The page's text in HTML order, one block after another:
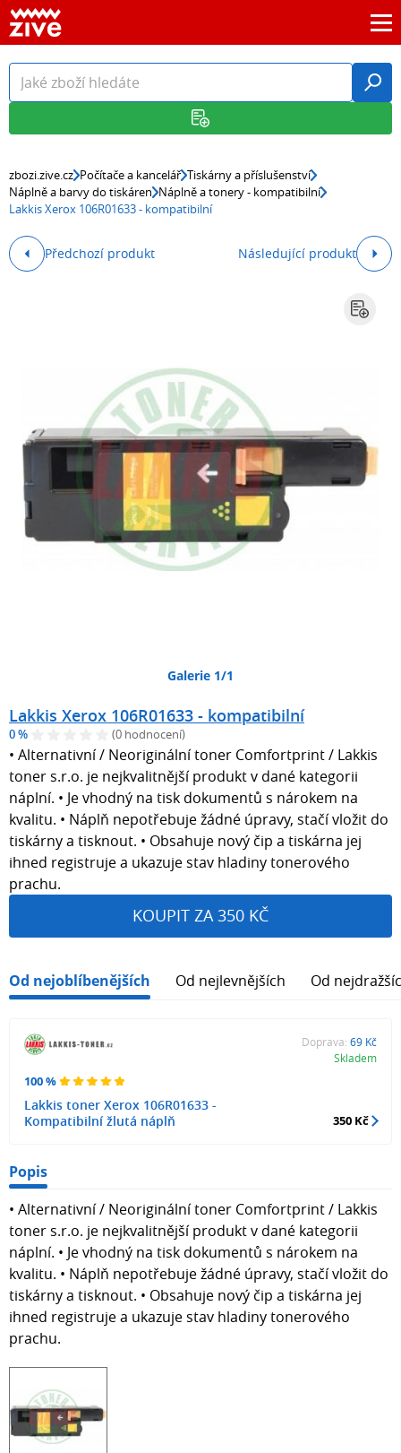
zbozi.zive.cz Počítače a kancelář Tiskárny a příslušenství
Náplně a barvy do tiskáren Náplně a tonery - kompatibilní
Lakkis Xerox 106R01633 - kompatibilní
Předchozí produkt Následující produkt
Galerie 1/1
Lakkis Xerox 106R01633 - kompatibilní
0 % (0 hodnocení)
• Alternativní / Neoriginální toner Comfortprint / Lakkis
toner s.r.o. je nejkvalitnější produkt v dané kategorii
náplní. • Je vhodný na tisk dokumentů s nárokem na
kvalitu. • Náplň nepotřebuje žádné úpravy, stačí vložit do
tiskárny a tisknout. • Obsahuje nový čip a tiskárna jej
ihned registruje a ukazuje stav hladiny tonerového
prachu.
KOUPIT ZA 350 KČ
Od nejoblíbenějších Od nejlevnějších Od
100 %
Lakkis toner Xerox 106R01633 -
Kompatibilní žlutá náplň
Doprava: 69 Kč
Skladem
350 Kč
Popis
• Alternativní / Neoriginální toner Comfortprint / Lakkis
toner s.r.o. je nejkvalitnější produkt v dané kategorii
náplní. • Je vhodný na tisk dokumentů s nárokem na
kvalitu. • Náplň nepotřebuje žádné úpravy, stačí vložit do
tiskárny a tisknout. • Obsahuje nový čip a tiskárna jej
ihned registruje a ukazuje stav hladiny tonerového
prachu.